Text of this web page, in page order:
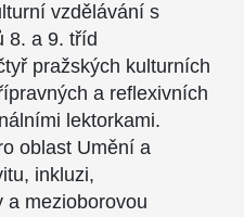
vzdělávání s
8. a 9. tříd
pražských kulturních
a reflexivních
lektorkami.
oblast Umění a
inkluzi,
a mezioborovou